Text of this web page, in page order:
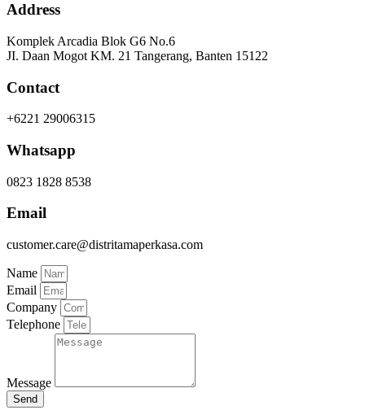
Address
Komplek Arcadia Blok G6 No.6
JI. Daan Mogot KM. 21 Tangerang, Banten 15122
Contact
+6221 29006315
Whatsapp
0823 1828 8538
Email
customer.care@distritamaperkasa.com
Name
Email
Company
Telephone
Message
Send